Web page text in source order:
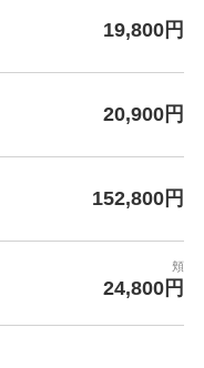
19,800円
20,900円
152,800円
頬
24,800円